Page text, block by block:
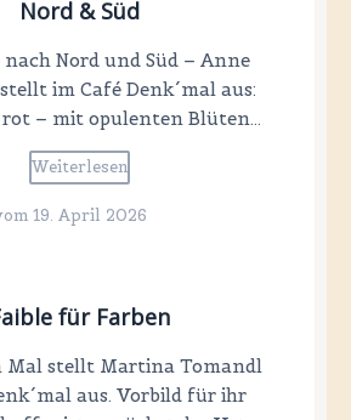
Nord & Süd
nach Nord und Süd – Anne
im Café Denk´mal aus:
rot – mit opulenten Blüten…
Weiterlesen
19. April 2026
für Farben
Mal stellt Martina Tomandl
aus. Vorbild für ihr